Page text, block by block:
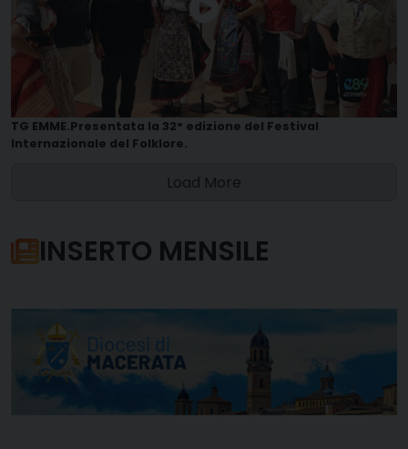
TG EMME.Presentata la 32° edizione del Festival
Internazionale del Folklore.
Load More
INSERTO MENSILE